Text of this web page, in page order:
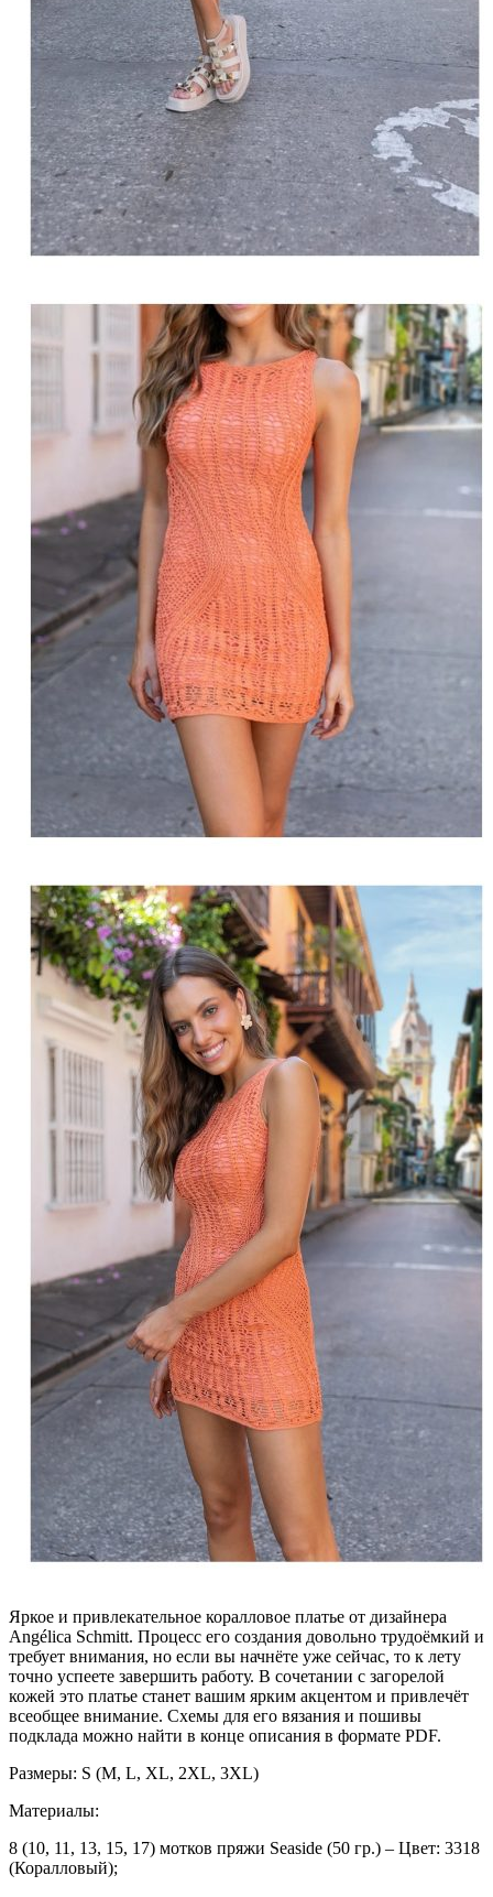
Яркое и привлекательное коралловое платье от дизайнера
Angélica Schmitt. Процесс его создания довольно трудоёмкий и
требует внимания, но если вы начнёте уже сейчас, то к лету
точно успеете завершить работу. В сочетании с загорелой
кожей это платье станет вашим ярким акцентом и привлечёт
всеобщее внимание. Схемы для его вязания и пошивы
подклада можно найти в конце описания в формате PDF.
Размеры: S (M, L, XL, 2XL, 3XL)
Материалы:
8 (10, 11, 13, 15, 17) мотков пряжи Seaside (50 гр.) – Цвет: 3318
(Коралловый);